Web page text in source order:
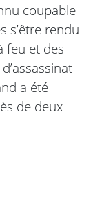
coupable
s’être rendu
feu et des
a été
de deux